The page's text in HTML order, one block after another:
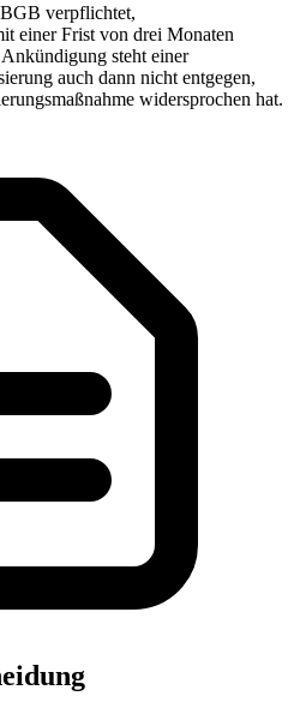
verpflichtet,
einer Frist von drei Monaten
steht einer
auch dann nicht entgegen,
widersprochen hat.